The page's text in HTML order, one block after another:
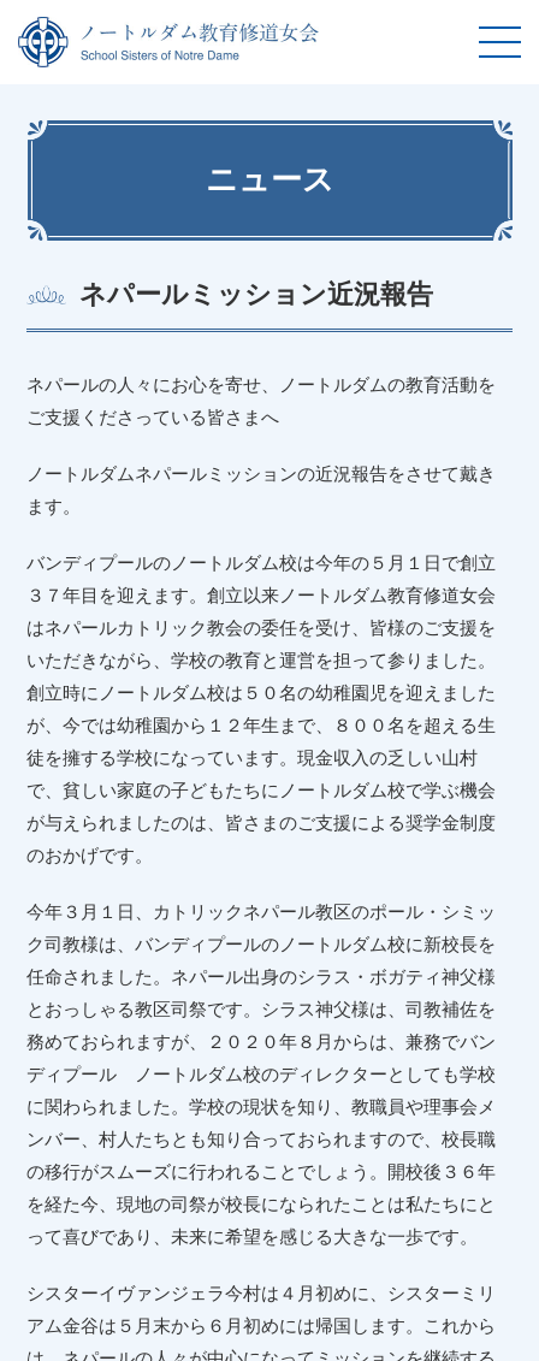
ニュース
ネパールミッション近況報告
ネパールの人々にお心を寄せ、ノートルダムの教育活動を
ご支援くださっている皆さまへ
ノートルダムネパールミッションの近況報告をさせて戴き
ます。
バンディプールのノートルダム校は今年の５月１日で創立
３７年目を迎えます。創立以来ノートルダム教育修道女会
はネパールカトリック教会の委任を受け、皆様のご支援を
いただきながら、学校の教育と運営を担って参りました。
創立時にノートルダム校は５０名の幼稚園児を迎えました
が、今では幼稚園から１２年生まで、８００名を超える生
徒を擁する学校になっています。現金収入の乏しい山村
で、貧しい家庭の子どもたちにノートルダム校で学ぶ機会
が与えられましたのは、皆さまのご支援による奨学金制度
のおかげです。
今年３月１日、カトリックネパール教区のポール・シミッ
ク司教様は、バンディプールのノートルダム校に新校長を
任命されました。ネパール出身のシラス・ボガティ神父様
とおっしゃる教区司祭です。シラス神父様は、司教補佐を
務めておられますが、２０２０年８月からは、兼務でバン
ディプール ノートルダム校のディレクターとしても学校
に関わられました。学校の現状を知り、教職員や理事会メ
ンバー、村人たちとも知り合っておられますので、校長職
の移行がスムーズに行われることでしょう。開校後３６年
を経た今、現地の司祭が校長になられたことは私たちにと
って喜びであり、未来に希望を感じる大きな一歩です。
シスターイヴァンジェラ今村は４月初めに、シスターミリ
アム金谷は５月末から６月初めには帰国します。これから